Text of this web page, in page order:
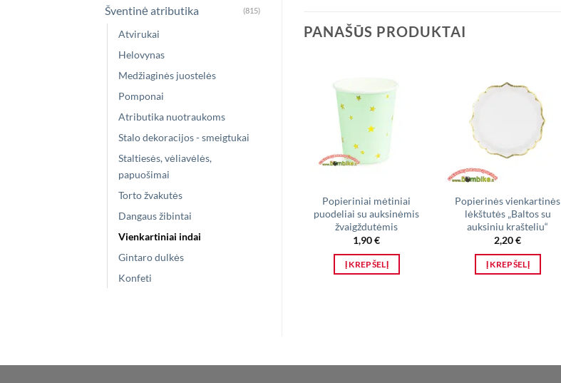
Šventinė atributika (815)
Atvirukai
Helovynas
Medžiaginės juostelės
Pomponai
Atributika nuotraukoms
Stalo dekoracijos - smeigtukai
Staltiesės, vėliavėlės,
papuošimai
Torto žvakutės
Dangaus žibintai
Vienkartiniai indai
Gintaro dulkės
Konfeti
PANAŠŪS PRODUKTAI
Popieriniai mėtiniai
puodeliai su auksinėmis
žvaigždutėmis
1,90€
Į KREPŠELĮ
Popierinės vienkartinės
lėkštutės „Baltos su
auksiniu krašteliu“
2,20€
Į KREPŠELĮ